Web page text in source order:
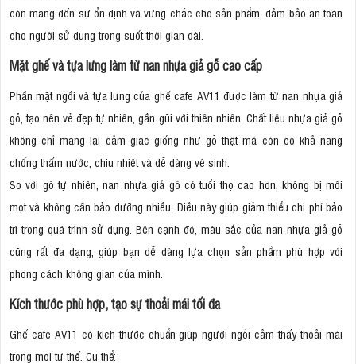
còn mang đến sự ổn định và vững chắc cho sản phẩm, đảm bảo an toàn
cho người sử dụng trong suốt thời gian dài.
Mặt ghế và tựa lưng làm từ nan nhựa giả gỗ cao cấp
Phần mặt ngồi và tựa lưng của ghế cafe AV11 được làm từ nan nhựa giả
gỗ, tạo nên vẻ đẹp tự nhiên, gần gũi với thiên nhiên. Chất liệu nhựa giả gỗ
không chỉ mang lại cảm giác giống như gỗ thật mà còn có khả năng
chống thấm nước, chịu nhiệt và dễ dàng vệ sinh.
So với gỗ tự nhiên, nan nhựa giả gỗ có tuổi thọ cao hơn, không bị mối
mọt và không cần bảo dưỡng nhiều. Điều này giúp giảm thiểu chi phí bảo
trì trong quá trình sử dụng. Bên cạnh đó, màu sắc của nan nhựa giả gỗ
cũng rất đa dạng, giúp bạn dễ dàng lựa chọn sản phẩm phù hợp với
phong cách không gian của mình.
Kích thước phù hợp, tạo sự thoải mái tối đa
Ghế cafe AV11 có kích thước chuẩn giúp người ngồi cảm thấy thoải mái
trong mọi tư thế. Cụ thể: